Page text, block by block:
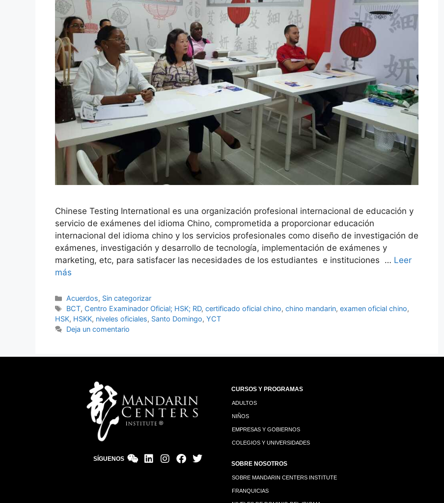
Chinese Testing International es una organización profesional internacional de educación y
servicio de exámenes del idioma Chino, comprometida a proporcionar educación
internacional del idioma chino y los servicios profesionales como diseño de investigación de
exámenes, investigación y desarrollo de tecnología, implementación de exámenes y
marketing, etc, para satisfacer las necesidades de los estudiantes e instituciones … Leer
más
Acuerdos, Sin categorizar
BCT, Centro Examinador Oficial; HSK; RD,certificado oficial chino,chino mandarin,examen oficial chino,
HSK, HSKK, niveles oficiales, Santo Domingo, YCT
Deja un comentario
SÍGUENOS
CURSOS Y PROGRAMAS
ADULTOS
NIÑOS
EMPRESAS Y GOBIERNOS
COLEGIOS Y UNIVERSIDADES
SOBRE NOSOTROS
SOBRE MANDARIN CENTERS INSTITUTE
FRANQUICIAS